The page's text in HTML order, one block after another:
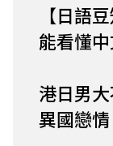
【日語
能看懂
港日男
異國戀情